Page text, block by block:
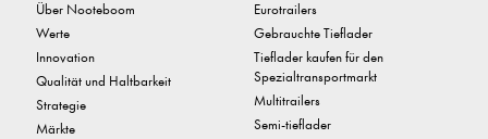
Über Nooteboom
Werte
Innovation
Qualität und Haltbarkeit
Strategie
Märkte
Eurotrailers
Gebrauchte Tieflader
Tieflader kaufen für den
Spezialtransportmarkt
Multitrailers
Semi-tieflader